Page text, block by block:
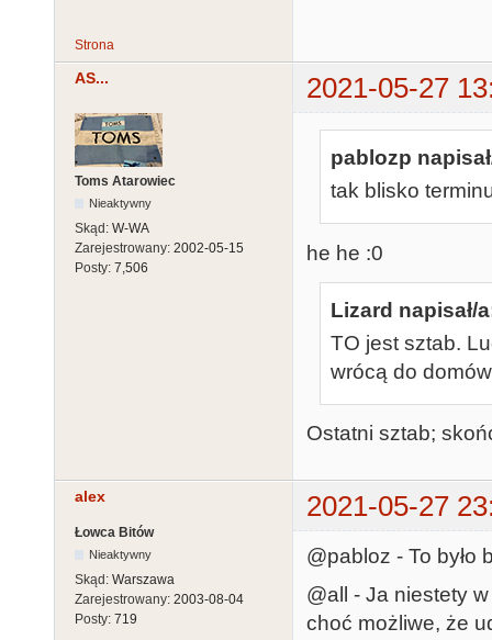
Strona
AS... 2021-05-27
Toms Atarowiec
Nieaktywny
Skąd: W-WA
Zarejestrowany: 2002-05-15
Posty: 7,506
pablozp
tak blisko
he he :0
Lizard napisał/
TO jest sztab.
wrócą do
Ostatni sztab;
alex 2021-05-27
Łowca Bitów
Nieaktywny
Skąd: Warszawa
Zarejestrowany: 2003-08-04
Posty: 719
@pabloz - To było
@all - Ja niestety
choć możliwe, że